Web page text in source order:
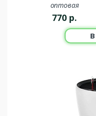
оптовая
770 р.